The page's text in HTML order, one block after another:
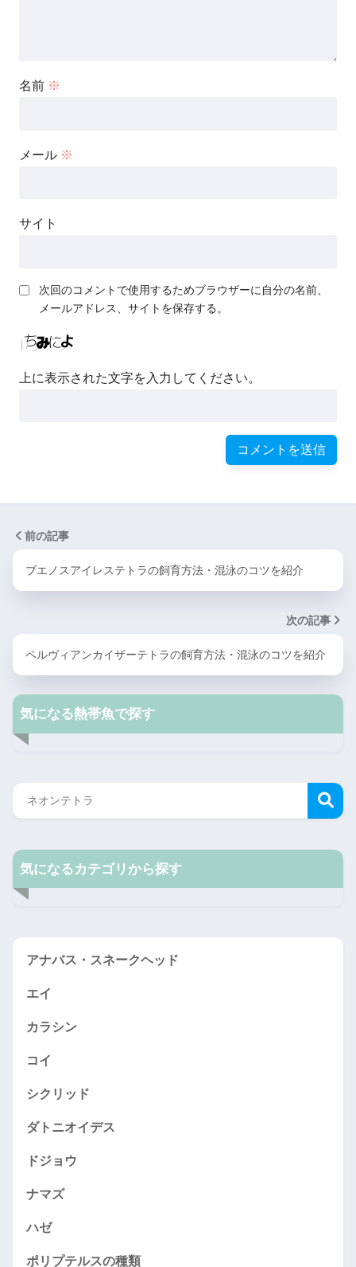
名前 ※
メール ※
サイト
次回のコメントで使用するためブラウザーに自分の名前、
メールアドレス、サイトを保存する。
上に表示された文字を入力してください。
前の記事
ブエノスアイレステトラの飼育方法・混泳のコツを紹介
次の記事
ペルヴィアンカイザーテトラの飼育方法・混泳のコツを紹介
気になる熱帯魚で探す
気になるカテゴリから探す
アナバス・スネークヘッド
エイ
カラシン
コイ
シクリッド
ダトニオイデス
ドジョウ
ナマズ
ハゼ
ポリプテルスの種類